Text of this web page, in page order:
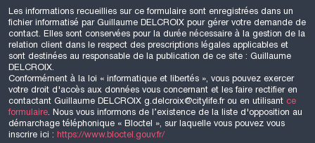
Les informations recueillies sur ce formulaire sont enregistrées dans un
fichier informatisé par Guillaume DELCROIX pour gérer votre demande de
contact. Elles sont conservées pour la durée nécessaire à la gestion de la
relation client dans le respect des prescriptions légales applicables et
sont destinées au responsable de la publication de ce site : Guillaume
DELCROIX.
Conformément à la loi « informatique et libertés », vous pouvez exercer
votre droit d'accès aux données vous concernant et les faire rectifier en
contactant Guillaume DELCROIX g.delcroix@citylife.fr ou en utilisant ce
formulaire. Nous vous informons de l’existence de la liste d'opposition au
démarchage téléphonique « Bloctel », sur laquelle vous pouvez vous
inscrire ici : https://www.bloctel.gouv.fr/